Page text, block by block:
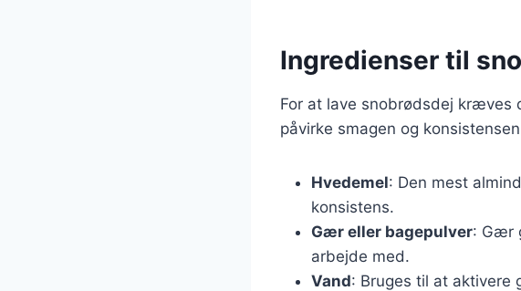
Ingredienser til
For at lave snobrødsdej kræves
påvirke smagen og
Hvedemel: Den mest
konsistens.
Gær eller bagepulver: Gær
arbejde med.
Vand: Bruges til at aktivere